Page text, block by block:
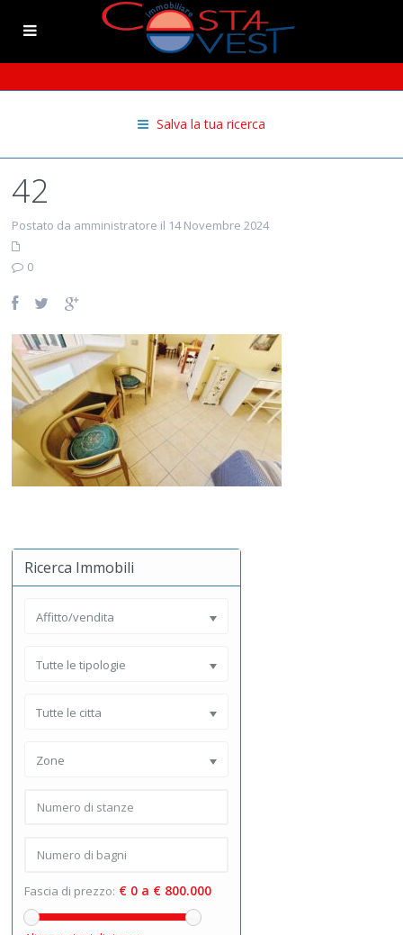
Salva la tua ricerca
42
Postato da amministratore il 14 Novembre 2024
0
Ricerca Immobili
Affitto/vendita
Tutte le tipologie
Tutte le citta
Zone
Fascia di prezzo: € 0 a € 800.000